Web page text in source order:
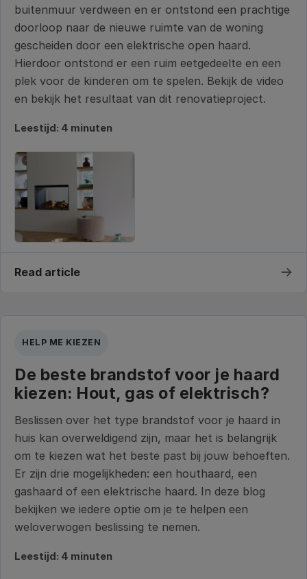
buitenmuur verdween en er ontstond een prachtige
doorloop naar de nieuwe ruimte van de woning
gescheiden door een elektrische open haard.
Hierdoor ontstond er een ruim eetgedeelte en een
plek voor de kinderen om te spelen. Bekijk de video
en bekijk het resultaat van dit renovatieproject.
Leestijd: 4 minuten
Read article →
HELP ME KIEZEN
De beste brandstof voor je haard
kiezen: Hout, gas of elektrisch?
Beslissen over het type brandstof voor je haard in
huis kan overweldigend zijn, maar het is belangrijk
om te kiezen wat het beste past bij jouw behoeften.
Er zijn drie mogelijkheden: een houthaard, een
gashaard of een elektrische haard. In deze blog
bekijken we iedere optie om je te helpen een
weloverwogen beslissing te nemen.
Leestijd: 4 minuten